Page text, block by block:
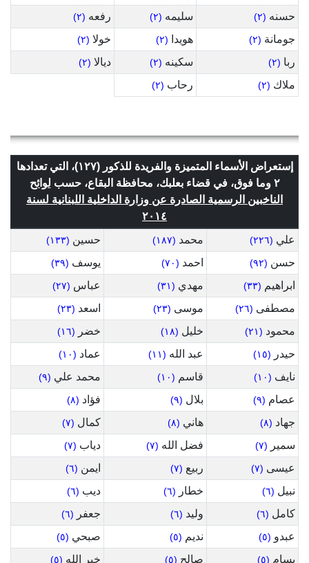
حسنه (٢) سليمه (٢) رفعه (٢)
جومانة (٢) هويدا (٢) خولا (٢)
ربا (٢) سكينه (٢) ديالا (٢)
ملاك (٢) رحاب (٢)
إستعراض الأسماء المتميزة والفريدة للذكور (١٢٧)، التي تعدادها
٢ وما فوق، في قضاء بعلبك، محافظة البقاع، حسب
لوائح
الناخبين الرسمية الصادرة عن وزارة الداخلية اللبنانية لسنة
٢٠١٤
علي (٢٢٦) محمد (١٨٧) حسين (١٣٣)
حسن (٩٢) احمد (٧٠) يوسف (٣٩)
ابراهيم (٣٣) مهدي (٣١) عباس (٢٧)
مصطفى (٢٦) موسى (٢٣) اسعد (٢٣)
محمود (٢١) خليل (١٨) خضر (١٦)
حيدر (١٥) عبد الله (١١) عماد (١٠)
نايف (١٠) قاسم (١٠) محمد علي (٩)
عصام (٩) بلال (٩) فؤاد (٨)
جهاد (٨) هاني (٨) كمال (٧)
سمير (٧) فضل الله (٧) دياب (٧)
عيسى (٧) ربيع (٧) ايمن (٦)
نبيل (٦) خطار (٦) ديب (٦)
كامل (٦) وليد (٦) جعفر (٦)
عبدو (٥) نديم (٥) صبحي (٥)
بسام (٥) صالح (٥) خير الله (٥)